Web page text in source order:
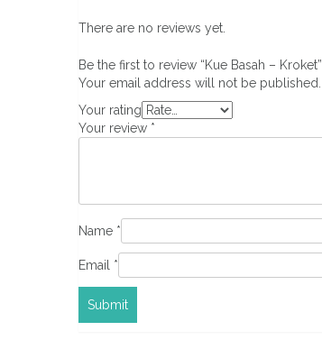
There are no reviews yet.
Be the first to review “Kue Basah – Kroket”
Your email address will not be published.
Your rating
Your review *
Name *
Email *